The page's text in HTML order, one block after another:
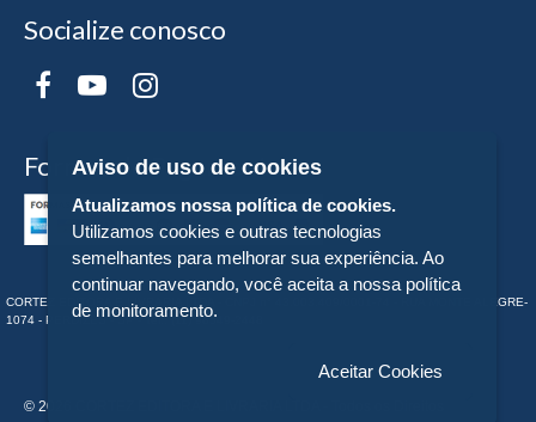
Socialize conosco
Formas de Pagamento
CORTEZ EDITORA E LIVRARIA LTDA - CNPJ n° 43.003.409/0001-74 - RUA MONTE ALEGRE-
1074 - PERDIZES - SP - Tel:. (11) 98549-2448
© 2026 CORTEZ EDITORA E LIVRARIA LTDA - Todos os Direitos
Aviso de uso de cookies
Atualizamos nossa política de cookies.
Utilizamos cookies e outras tecnologias
semelhantes para melhorar sua experiência. Ao
continuar navegando, você aceita a nossa política
de monitoramento.
Aceitar Cookies